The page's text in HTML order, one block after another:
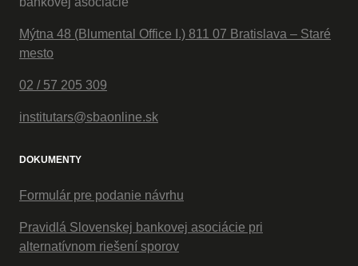
Mýtna 48 (Blumental Office I.) 811 07 Bratislava – Staré
mesto
02 / 57 205 309
institutars@sbaonline.sk
DOKUMENTY
Formulár pre podanie návrhu
Pravidlá Slovenskej bankovej asociácie pri
alternatívnom riešení sporov